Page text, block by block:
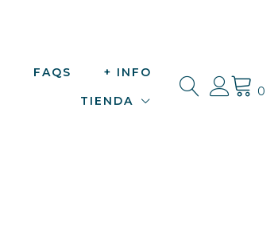
FAQS
+ INFO
TIENDA
0